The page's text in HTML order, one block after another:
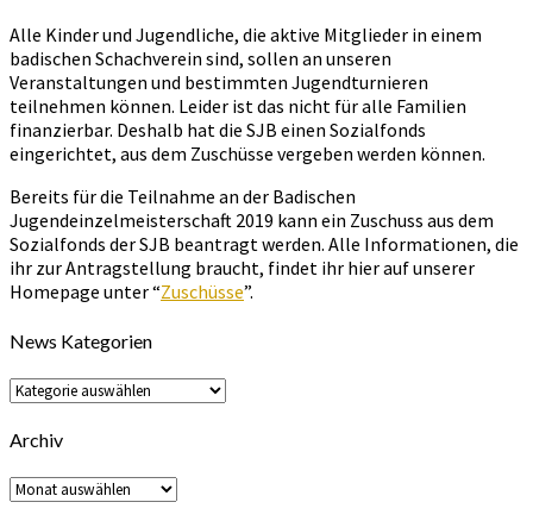
Alle Kinder und Jugendliche, die aktive Mitglieder in einem
badischen Schachverein sind, sollen an unseren
Veranstaltungen und bestimmten Jugendturnieren
teilnehmen können. Leider ist das nicht für alle Familien
finanzierbar. Deshalb hat die SJB einen Sozialfonds
eingerichtet, aus dem Zuschüsse vergeben werden können.
Bereits für die Teilnahme an der Badischen
Jugendeinzelmeisterschaft 2019 kann ein Zuschuss aus dem
Sozialfonds der SJB beantragt werden. Alle Informationen, die
ihr zur Antragstellung braucht, findet ihr hier auf unserer
Homepage unter “Zuschüsse”.
News Kategorien
News
Kategorien
Archiv
Archiv